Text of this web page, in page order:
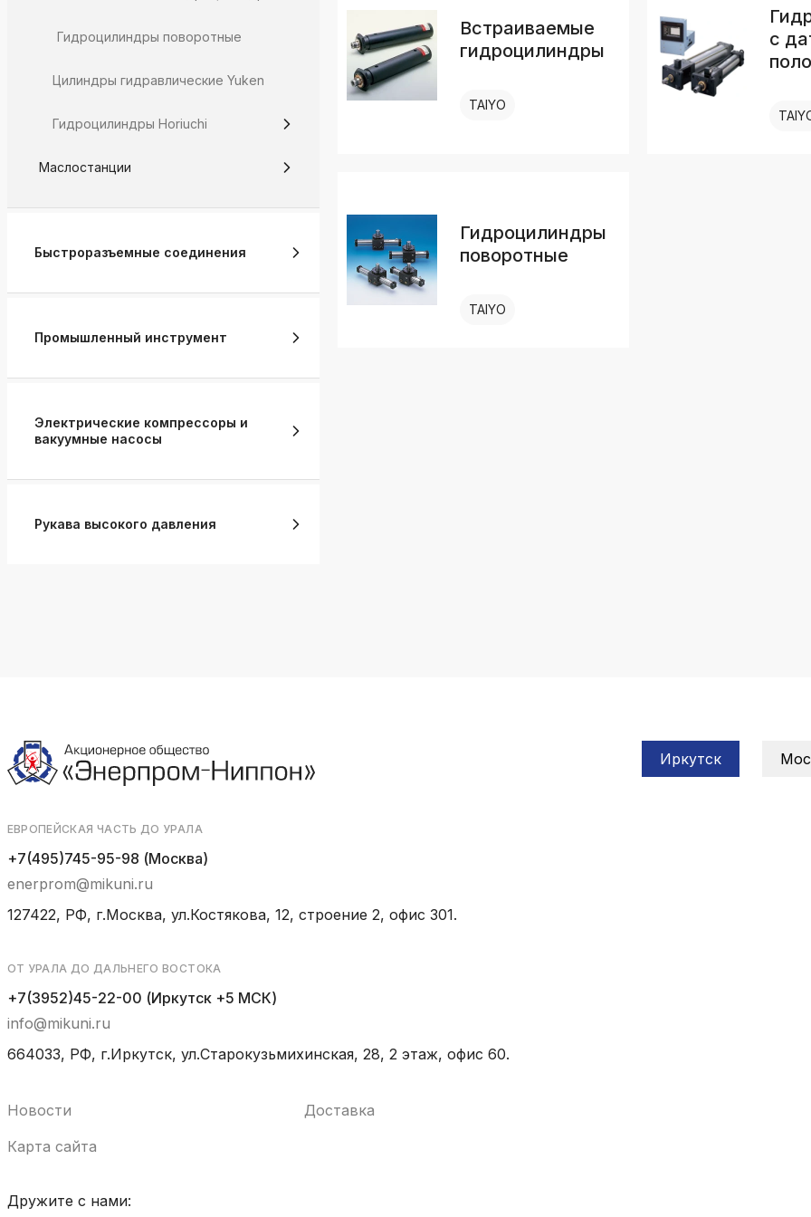
Гидроцилиндры поворотные
Цилиндры гидравлические Yuken
Гидроцилиндры Horiuchi
Маслостанции
Быстроразъемные соединения
Промышленный инструмент
Электрические компрессоры и
вакуумные насосы
Рукава высокого давления
Встраиваемые
гидроцилиндры
TAIYO
с
Гидроцилиндры
поворотные
TAIYO
ЕВРОПЕЙСКАЯ ЧАСТЬ ДО УРАЛА
+7(495)745-95-98 (Москва)
enerprom@mikuni.ru
127422, РФ, г.Москва, ул.Костякова, 12, строение 2, офис 301.
ОТ УРАЛА ДО ДАЛЬНЕГО ВОСТОКА
+7(3952)45-22-00 (Иркутск +5 МСК)
info@mikuni.ru
664033, РФ, г.Иркутск, ул.Старокузьмихинская, 28, 2 этаж, офис 60.
Новости
Доставка
Карта сайта
Дружите с нами:
Иркутск